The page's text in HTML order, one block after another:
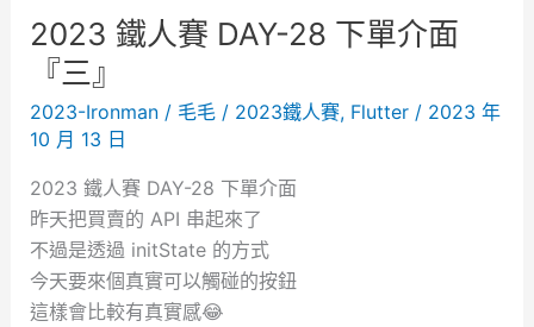
2
9
單
介
面
『
四
』
2023 鐵人賽 DAY-28 下單介面
『三』
2023-Ironman/ 毛毛 / 2023鐵人賽, Flutter/ 2023 年
10 月 13 日
2023 鐵人賽 DAY-28 下單介面
昨天把買賣的 API 串起來了
不過是透過 initState 的方式
今天要來個真實可以觸碰的按鈕
這樣會比較有真實感😂